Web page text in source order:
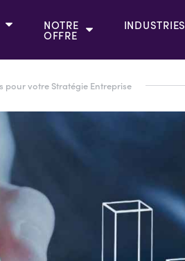
NOTRE
OFFRE
INDUSTRIES
pour votre Stratégie Entreprise